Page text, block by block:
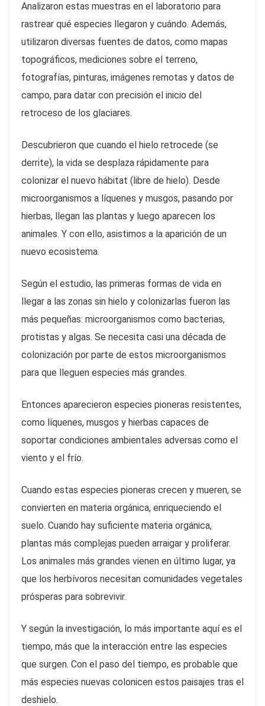
Analizaron estas muestras en el laboratorio para
rastrear qué especies llegaron y cuándo. Además,
utilizaron diversas fuentes de datos, como mapas
topográficos, mediciones sobre el terreno,
fotografías, pinturas, imágenes remotas y datos de
campo, para datar con precisión el inicio del
retroceso de los glaciares.
Descubrieron que cuando el hielo retrocede (se
derrite), la vida se desplaza rápidamente para
colonizar el nuevo hábitat (libre de hielo). Desde
microorganismos a líquenes y musgos, pasando por
hierbas, llegan las plantas y luego aparecen los
animales. Y con ello, asistimos a la aparición de un
nuevo ecosistema.
Según el estudio, las primeras formas de vida en
llegar a las zonas sin hielo y colonizarlas fueron las
más pequeñas: microorganismos como bacterias,
protistas y algas. Se necesita casi una década de
colonización por parte de estos microorganismos
para que lleguen especies más grandes.
Entonces aparecieron especies pioneras resistentes,
como líquenes, musgos y hierbas capaces de
soportar condiciones ambientales adversas como el
viento y el frío.
Cuando estas especies pioneras crecen y mueren, se
convierten en materia orgánica, enriqueciendo el
suelo. Cuando hay suficiente materia orgánica,
plantas más complejas pueden arraigar y proliferar.
Los animales más grandes vienen en último lugar, ya
que los herbívoros necesitan comunidades vegetales
prósperas para sobrevivir.
Y según la investigación, lo más importante aquí es el
tiempo, más que la interacción entre las especies
que surgen. Con el paso del tiempo, es probable que
más especies nuevas colonicen estos paisajes tras el
deshielo.